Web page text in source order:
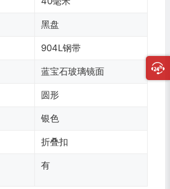
黑盘
904L钢带
蓝宝石玻璃镜面
圆形
银色
折叠扣
有